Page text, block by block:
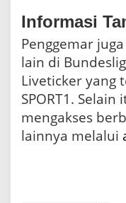
Informasi
Penggemar
lain di
Liveticker yang
SPORT1.
mengakses
lainnya melalui